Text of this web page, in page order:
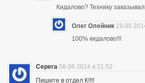
Кидалово? Технику
Олег Олейник
100% кидалово!!!
Серега 08.09.2014 в 21:52
Пишите в отдел К!!!!